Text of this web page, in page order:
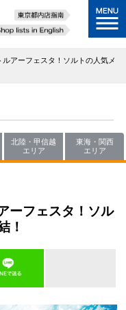
ルアーフェスタ！ソルトの人気メ
北陸・甲信越
エリア
東海・関西
エリア
ーフェスタ！ソル
！